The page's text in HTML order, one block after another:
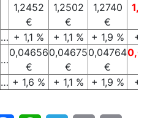
1,2452
€
1,2502
€
1,2740
€
… + 1,1 % + 1,1 % + 1,9 %
…
0,04656
€
0,04675
€
0,04764
€
… + 1,6 % + 1,1 % + 1,9 %